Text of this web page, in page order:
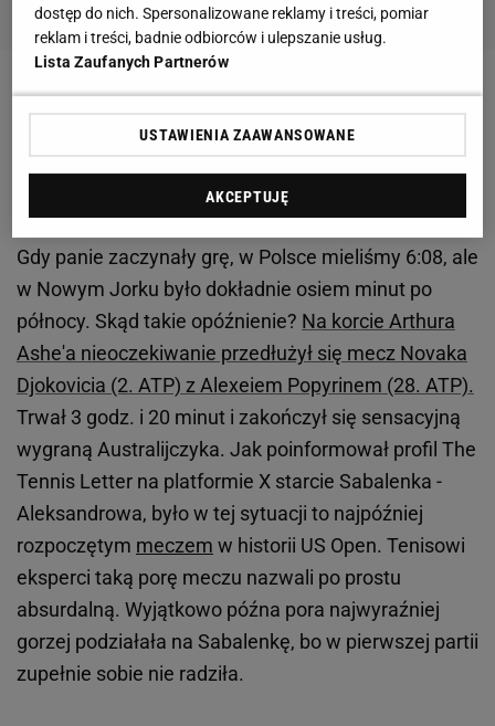
Zobacz wideoTest zgodności Szeremety i jej trenera
Gdy panie zaczynały grę, w Polsce mieliśmy 6:08, ale
w Nowym Jorku było dokładnie osiem minut po
północy. Skąd takie opóźnienie? Na korcie Arthura
Ashe'a nieoczekiwanie przedłużył się mecz Novaka
Djokovicia (2. ATP) z Alexeiem Popyrinem (28. ATP).
Trwał 3 godz. i 20 minut i zakończył się sensacyjną
wygraną Australijczyka. Jak poinformował profil The
Tennis Letter na platformie X starcie Sabalenka -
Aleksandrowa, było w tej sytuacji to najpóźniej
rozpoczętym meczem w historii US Open. Tenisowi
eksperci taką porę meczu nazwali po prostu
absurdalną. Wyjątkowo późna pora najwyraźniej
gorzej podziałała na Sabalenkę, bo w pierwszej partii
zupełnie sobie nie radziła.
dostęp do nich. Spersonalizowane reklamy i treści, pomiar
reklam i treści, badnie odbiorców i ulepszanie usług.
Lista Zaufanych Partnerów
USTAWIENIA ZAAWANSOWANE
AKCEPTUJĘ